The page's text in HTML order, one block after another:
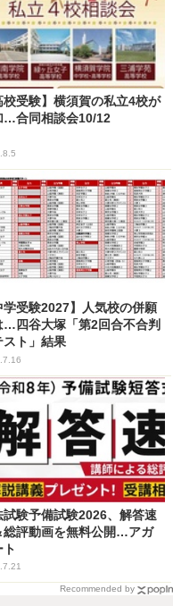
校受験】横須賀の私立4校が
…合同相談会10/12
学受験2027】人気校の併願
…四谷大塚「第2回合不合判
スト」結果
試験予備試験2026、解答速
総評動画を無料公開…アガ
ト
Recommended by